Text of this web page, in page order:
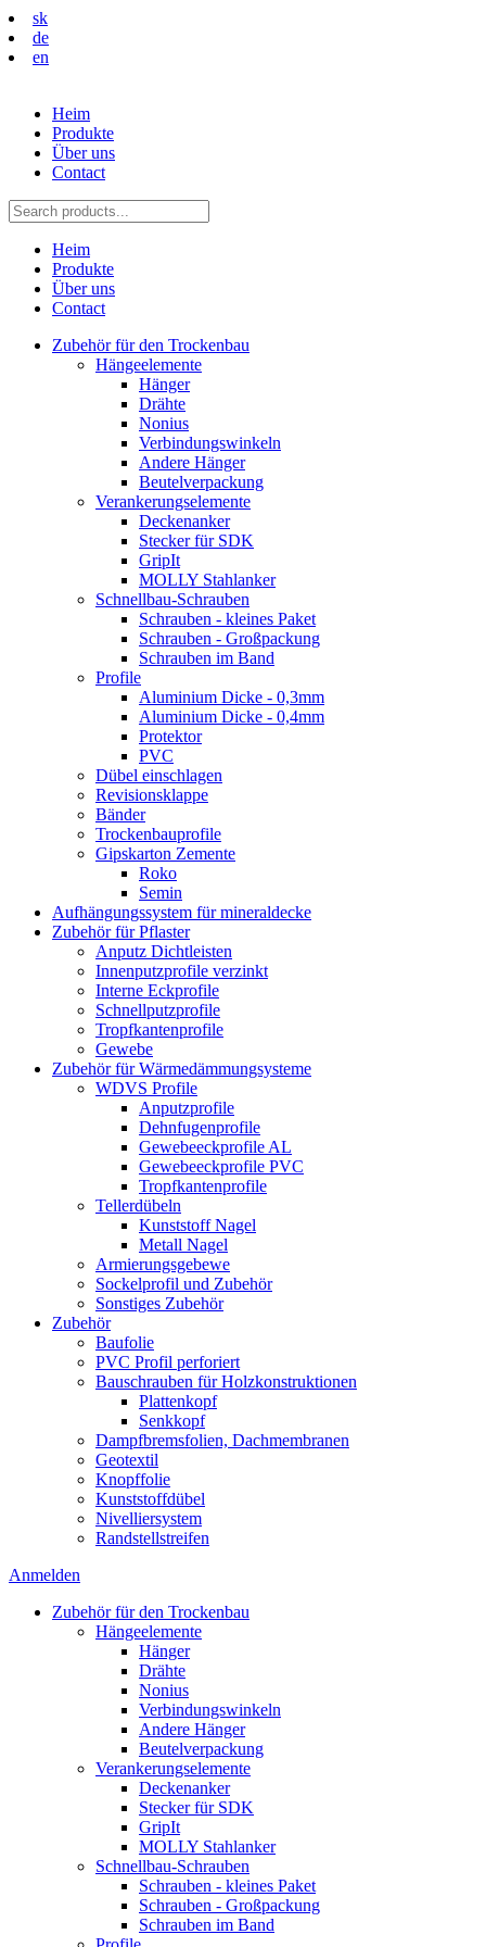
sk
de
en
Heim
Produkte
Über uns
Contact
Heim
Produkte
Über uns
Contact
Zubehör für den Trockenbau
Hängeelemente
Hänger
Drähte
Nonius
Verbindungswinkeln
Andere Hänger
Beutelverpackung
Verankerungselemente
Deckenanker
Stecker für SDK
GripIt
MOLLY Stahlanker
Schnellbau-Schrauben
Schrauben - kleines Paket
Schrauben - Großpackung
Schrauben im Band
Profile
Aluminium Dicke - 0,3mm
Aluminium Dicke - 0,4mm
Protektor
PVC
Dübel einschlagen
Revisionsklappe
Bänder
Trockenbauprofile
Gipskarton Zemente
Roko
Semin
Aufhängungssystem für mineraldecke
Zubehör für Pflaster
Anputz Dichtleisten
Innenputzprofile verzinkt
Interne Eckprofile
Schnellputzprofile
Tropfkantenprofile
Gewebe
Zubehör für Wärmedämmungsysteme
WDVS Profile
Anputzprofile
Dehnfugenprofile
Gewebeeckprofile AL
Gewebeeckprofile PVC
Tropfkantenprofile
Tellerdübeln
Kunststoff Nagel
Metall Nagel
Armierungsgebewe
Sockelprofil und Zubehör
Sonstiges Zubehör
Zubehör
Baufolie
PVC Profil perforiert
Bauschrauben für Holzkonstruktionen
Plattenkopf
Senkkopf
Dampfbremsfolien, Dachmembranen
Geotextil
Knopffolie
Kunststoffdübel
Nivelliersystem
Randstellstreifen
Anmelden
Zubehör für den Trockenbau
Hängeelemente
Hänger
Drähte
Nonius
Verbindungswinkeln
Andere Hänger
Beutelverpackung
Verankerungselemente
Deckenanker
Stecker für SDK
GripIt
MOLLY Stahlanker
Schnellbau-Schrauben
Schrauben - kleines Paket
Schrauben - Großpackung
Schrauben im Band